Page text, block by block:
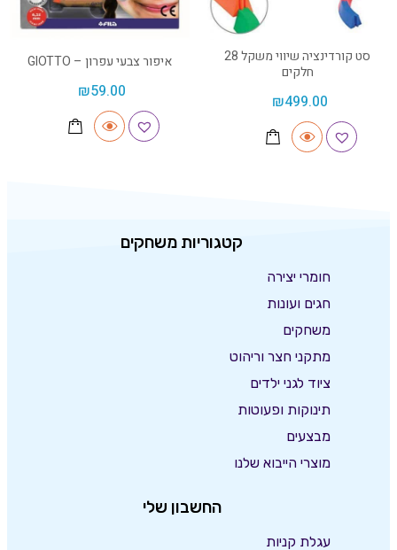
סט קורדינציה שיווי משקל 28
חלקים
₪499.00
איפור צבעי עפרון – GIOTTO
₪59.00
קטגוריות משחקים
חומרי יצירה
חגים ועונות
משחקים
מתקני חצר וריהוט
ציוד לגני ילדים
תינוקות ופעוטות
מבצעים
מוצרי הייבוא שלנו
החשבון שלי
עגלת קניות